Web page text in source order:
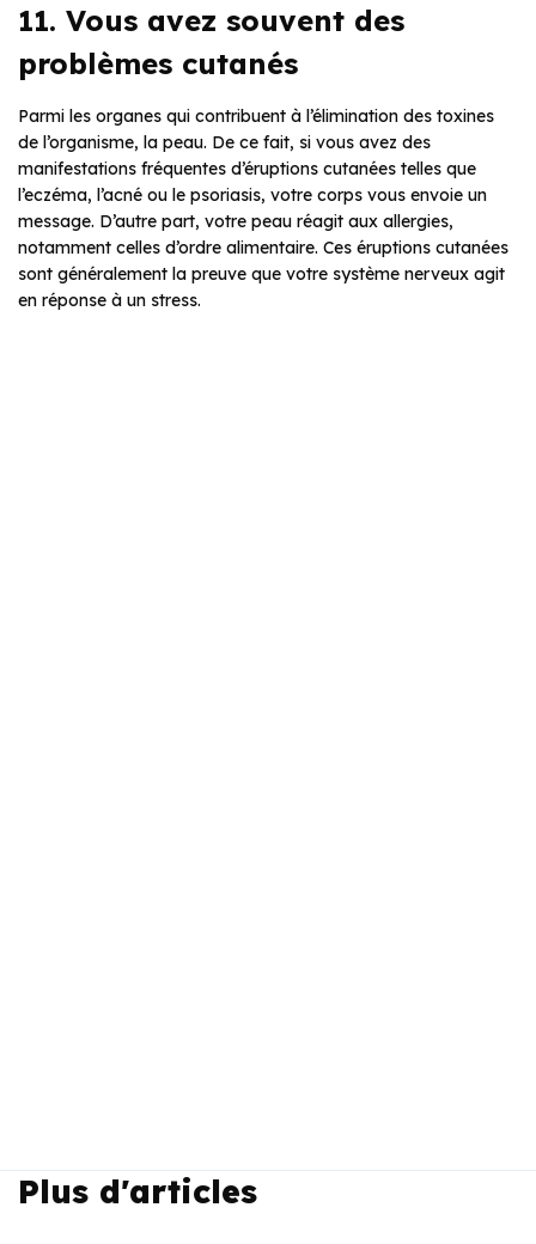
11. Vous avez souvent des
problèmes cutanés
Parmi les organes qui contribuent à l’élimination des toxines
de l’organisme, la peau. De ce fait, si vous avez des
manifestations fréquentes d’éruptions cutanées telles que
l’eczéma, l’acné ou le psoriasis, votre corps vous envoie un
message. D’autre part, votre peau réagit aux allergies,
notamment celles d’ordre alimentaire. Ces éruptions cutanées
sont généralement la preuve que votre système nerveux agit
en réponse à un stress.
Plus d'articles